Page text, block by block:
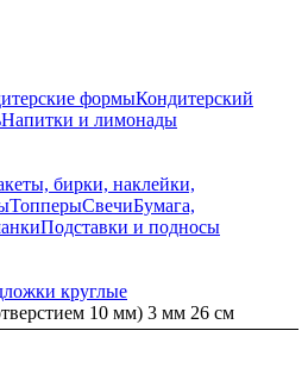
формыКондитерский
бирки, наклейки,
ТопперыСвечи Бумага,
круглые
10 мм) 3 мм 26 см